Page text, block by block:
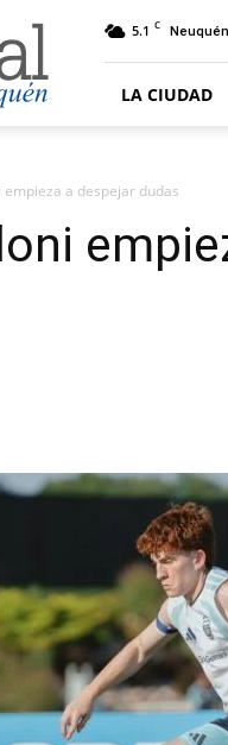
5.1 C Neuquén
LA CIUDAD
empieza a despejar dudas